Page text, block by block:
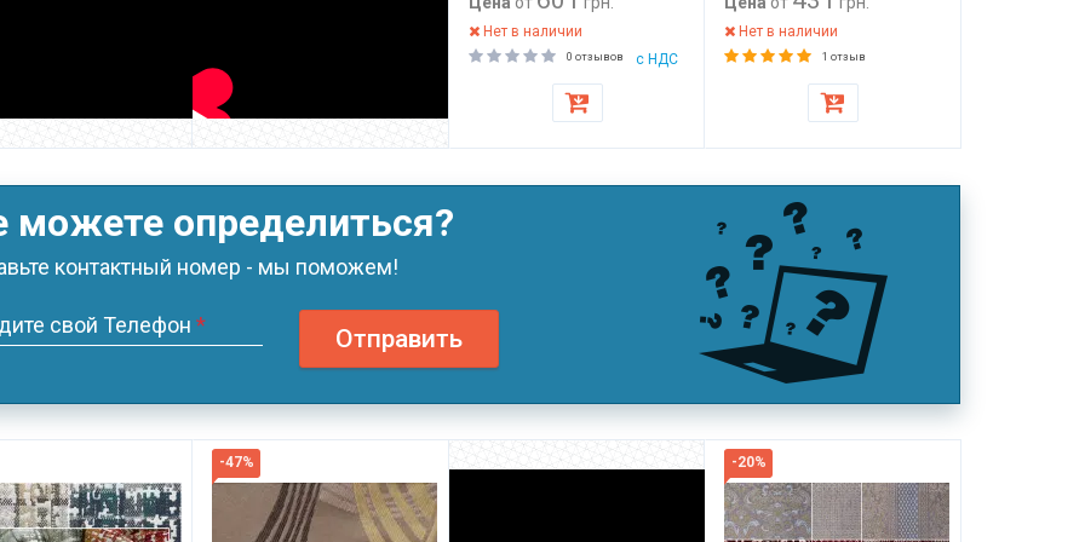
Нет в наличии
0 отзывов с НДС
Нет в наличии
1 отзыв
можете определиться?
контактный номер - мы поможем!
свой Телефон * Отправить
-47% -20%